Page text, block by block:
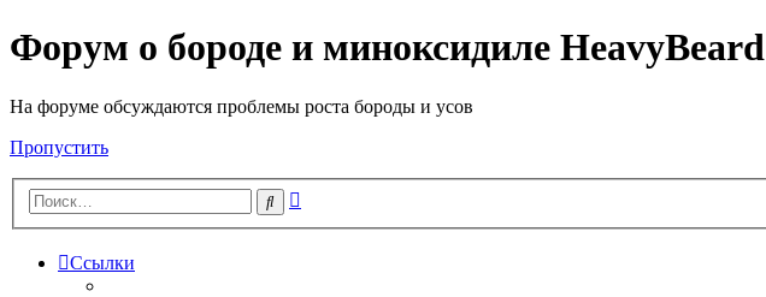
Форум о бороде и миноксидиле HeavyBeard
На форуме обсуждаются проблемы роста бороды и усов
Пропустить
Поиск
Ссылки